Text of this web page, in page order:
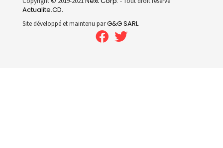
Actualite.CD.
Site développé et maintenu parG&G SARL